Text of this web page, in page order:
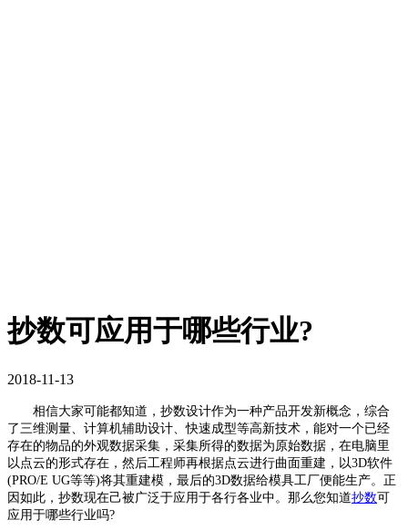
抄数可应用于哪些行业?
2018-11-13
相信大家可能都知道，抄数设计作为一种产品开发新概念，综合
了三维测量、计算机辅助设计、快速成型等高新技术，能对一个已经
存在的物品的外观数据采集，采集所得的数据为原始数据，在电脑里
以点云的形式存在，然后工程师再根据点云进行曲面重建，以3D软件
(PRO/E UG等等)将其重建模，最后的3D数据给模具工厂便能生产。正
因如此，抄数现在己被广泛于应用于各行各业中。那么您知道抄数可
应用于哪些行业吗?